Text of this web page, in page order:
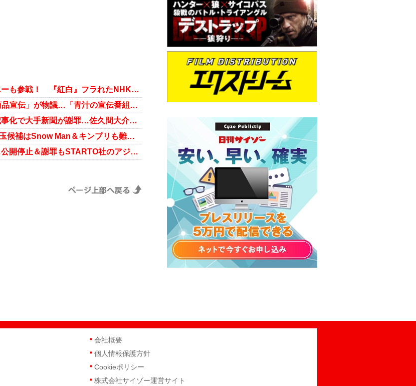
Snow Man、テレビ各局の争奪戦にディズニーも参戦！ 『紅白』フラれたNHKは“脱落”状態
目黒蓮、出演ドキュメンタリーの露骨な「商品宣伝」が物議…「青汁の宣伝番組と同じ」の声も
Snow Man・渡辺翔太の「偽アカウント」記事化で大手新聞が謝罪…佐久間大介はファンに注意喚起
『紅白歌合戦』STARTO社「2枠」報道…目玉候補はSnow Man＆キンプリも難航の気配
Snow Man、新アルバム映像が中国で炎上…公開停止＆謝罪もSTARTO社のアジア戦略狂う恐れ
会社概要
個人情報保護方針
Cookieポリシー
株式会社サイゾー運営サイト